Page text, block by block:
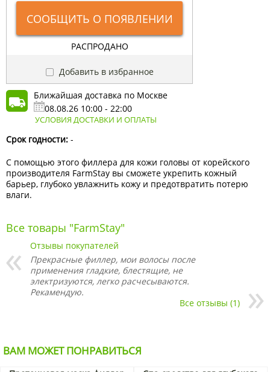
СООБЩИТЬ О ПОЯВЛЕНИИ
РАСПРОДАНО
Добавить в избранное
Ближайшая доставка по Москве
08.08.26 10:00 - 22:00
УСЛОВИЯ ДОСТАВКИ И ОПЛАТЫ
Срок годности: -
С помощью этого филлера для кожи головы от корейского
производителя FarmStay вы сможете укрепить кожный
барьер, глубоко увлажнить кожу и предотвратить потерю
влаги.
Все товары "FarmStay"
Отзывы покупателей
Прекрасные филлер, мои волосы после
применения гладкие, блестящие, не
электризуются, легко расчесываются.
Рекамендую.
Все отзывы (1)
ВАМ МОЖЕТ ПОНРАВИТЬСЯ